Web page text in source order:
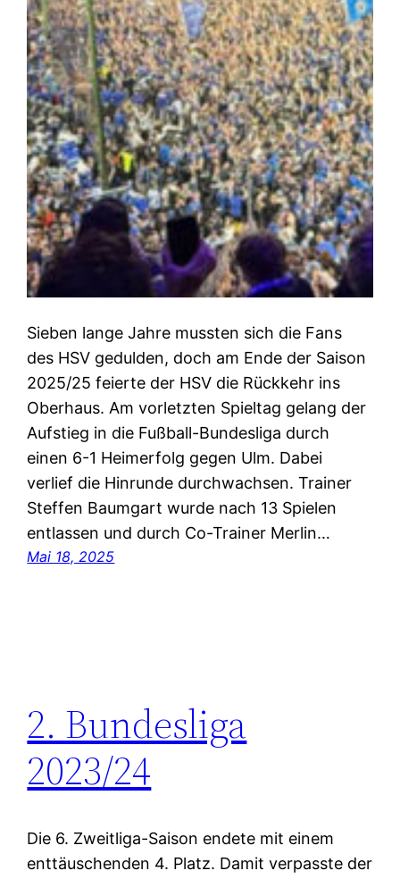
Sieben lange Jahre mussten sich die Fans
des HSV gedulden, doch am Ende der Saison
2025/25 feierte der HSV die Rückkehr ins
Oberhaus. Am vorletzten Spieltag gelang der
Aufstieg in die Fußball-Bundesliga durch
einen 6-1 Heimerfolg gegen Ulm. Dabei
verlief die Hinrunde durchwachsen. Trainer
Steffen Baumgart wurde nach 13 Spielen
entlassen und durch Co-Trainer Merlin…
Mai 18, 2025
2. Bundesliga
2023/24
Die 6. Zweitliga-Saison endete mit einem
enttäuschenden 4. Platz. Damit verpasste der